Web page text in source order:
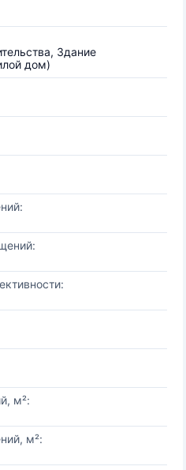
Здание
дом)
м²:
м²: